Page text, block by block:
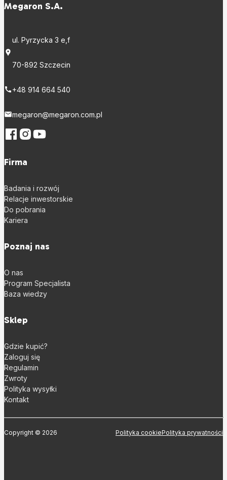
Megaron S.A.
ul. Pyrzycka 3 e,f
70-892 Szczecin
+48 914 664 540
megaron@megaron.com.pl
Firma
Badania i rozwój
Relacje inwestorskie
Do pobrania
Kariera
Poznaj nas
O nas
Program Specjalista
Baza wiedzy
Sklep
Gdzie kupić?
Zaloguj się
Regulamin
Zwroty
Polityka wysyłki
Kontakt
Copyright © 2026 Polityka cookiePolityka prywatności